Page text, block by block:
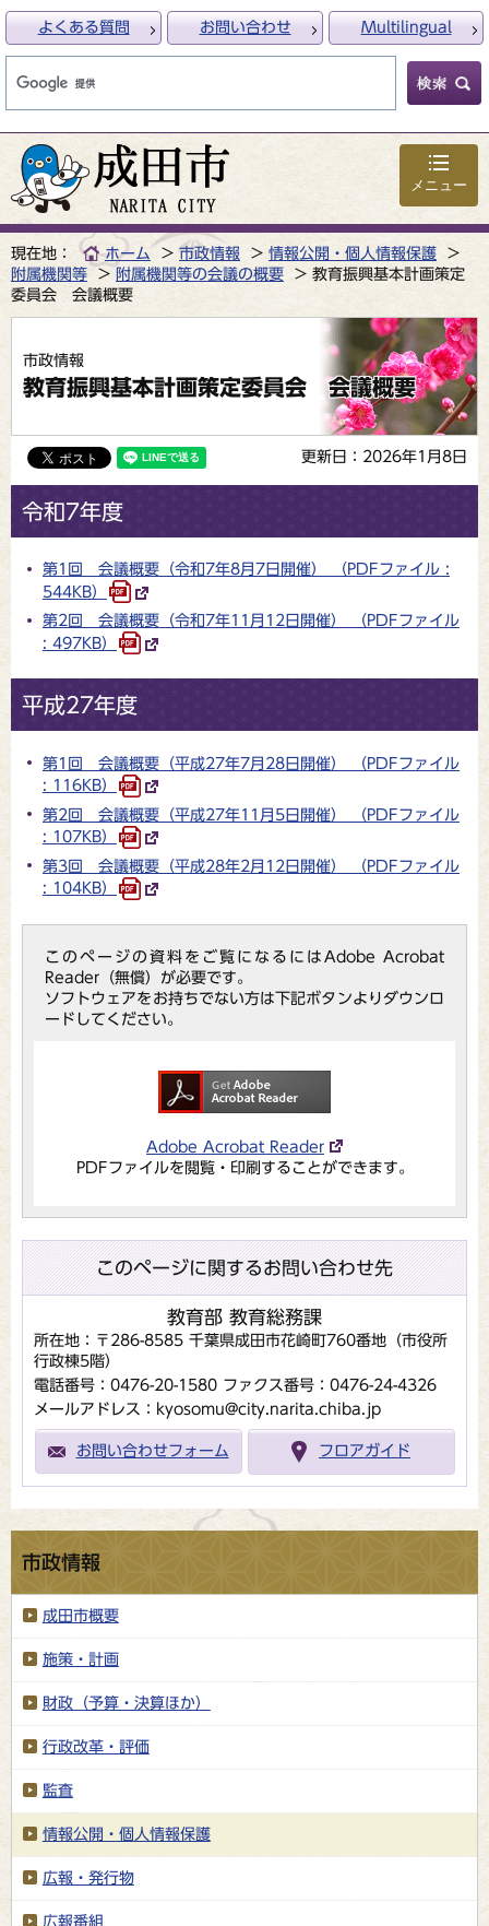
メニュー
よくある質問 お問い合わせ Multilingual
現在地： ホーム 市政情報
情報公開・個人情報保護
附属機関等
附属機関等の会議の概要
教育振興基本計画策定
委員会 会議概要
市政情報
教育振興基本計画策定委員会 会議概要
更新日：2026年1月8日
令和7年度
第1回 会議概要（令和7年8月7日開催） （PDFファイル :
544KB）
第2回 会議概要（令和7年11月12日開催） （PDFファイル
: 497KB）
平成27年度
第1回 会議概要（平成27年7月28日開催） （PDFファイル
: 116KB）
第2回 会議概要（平成27年11月5日開催） （PDFファイル
: 107KB）
第3回 会議概要（平成28年2月12日開催） （PDFファイル
: 104KB）
このページの資料をご覧になるにはAdobe Acrobat
Reader（無償）が必要です。
ソフトウェアをお持ちでない方は下記ボタンよりダウンロ
ードしてください。
Adobe Acrobat Reader
PDFファイルを閲覧・印刷することができます。
このページに関するお問い合わせ先
教育部 教育総務課
所在地：〒286-8585 千葉県成田市花崎町760番地（市役所
行政棟5階）
電話番号：0476-20-1580 ファクス番号：0476-24-4326
メールアドレス：kyosomu@city.narita.chiba.jp
お問い合わせフォーム フロアガイド
市政情報
成田市概要
施策・計画
財政（予算・決算ほか）
行政改革・評価
監査
情報公開・個人情報保護
広報・発行物
広報番組